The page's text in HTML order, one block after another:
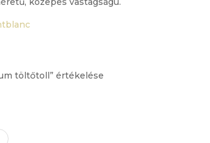
töltőtoll” értékelése